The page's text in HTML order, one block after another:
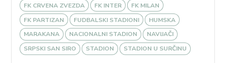
FK CRVENA ZVEZDA
FK INTER
FK MILAN
FK PARTIZAN
FUDBALSKI STADIONI
HUMSKA
MARAKANA
NACIONALNI STADION
NAVIJAČI
SRPSKI SAN SIRO
STADION STADION U SURČINU